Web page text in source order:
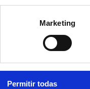
Marketing
Permitir todas
en el